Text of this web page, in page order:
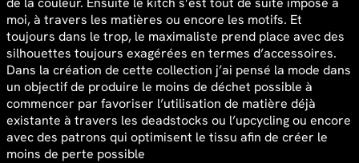
moi, à travers les matières ou encore les motifs. Et
toujours dans le trop, le maximaliste prend place avec des
silhouettes toujours exagérées en termes d’accessoires.
Dans la création de cette collection j’ai pensé la mode dans
un objectif de produire le moins de déchet possible à
commencer par favoriser l’utilisation de matière déjà
existante à travers les deadstocks ou l’upcycling ou encore
avec des patrons qui optimisent le tissu afin de créer le
moins de perte possible